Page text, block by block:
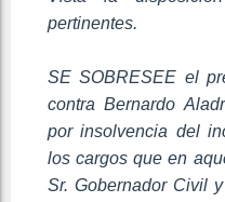
pertinentes.
SE SOBRESEE el
contra Bernardo
por insolvencia del
los cargos que en
Sr. Gobernador Civil